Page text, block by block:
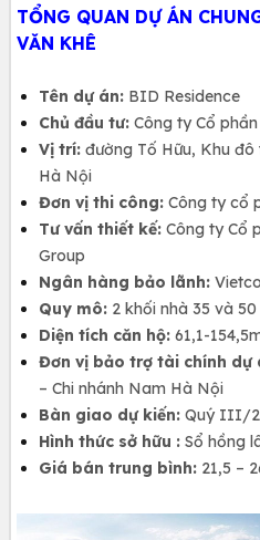
TỔNG QUAN DỰ ÁN
VĂN KHÊ
Tên dự án: BID Residence
Chủ đầu tư: Công ty Cổ
Vị trí: đường Tố Hữu, Khu
Hà Nội
Đơn vị thi công: Công ty cổ
Tư vấn thiết kế: Công ty Cổ
Group
Ngân hàng bảo lãnh:
Quy mô: 2 khối nhà 35 và
Diện tích căn hộ: 61,1-
Đơn vị bảo trợ tài chính dự
– Chi nhánh Nam Hà Nội
Bàn giao dự kiến: Quý III/
Hình thức sở hữu : Sổ hồng
Giá bán trung bình: 21,5 –